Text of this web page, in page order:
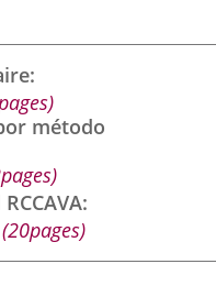
externa.externa.
método
(20pages)